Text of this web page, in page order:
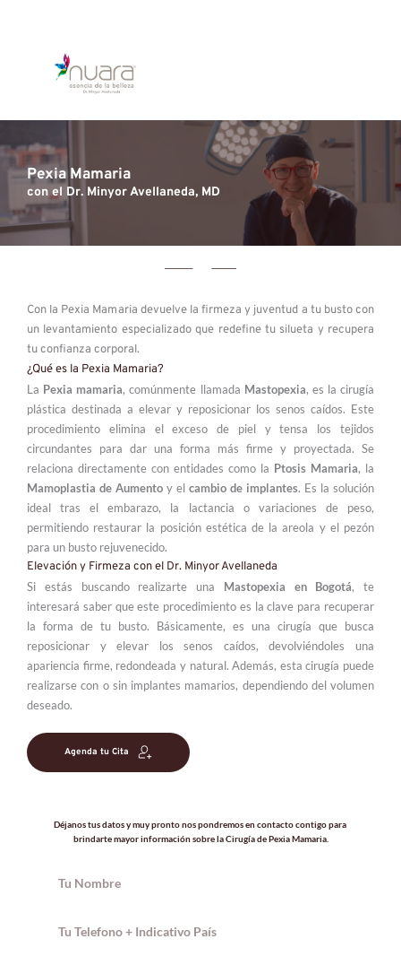
Pexia Mamaria
con el Dr. Minyor Avellaneda, MD
Con la Pexia Mamaria devuelve la firmeza y juventud a tu busto con
un levantamiento especializado que redefine tu silueta y recupera
tu confianza corporal.
¿Qué es la Pexia Mamaria?
La Pexia mamaria, comúnmente llamada Mastopexia, es la cirugía
plástica destinada a elevar y reposicionar los senos caídos. Este
procedimiento elimina el exceso de piel y tensa los tejidos
circundantes para dar una forma más firme y proyectada. Se
relaciona directamente con entidades como la Ptosis Mamaria
Mamoplastia de Aumento y el cambio de implantes. Es la solución
ideal tras el embarazo, la lactancia o variaciones de peso,
permitiendo restaurar la posición estética de la areola y el pezón
para un busto rejuvenecido.
Elevación y Firmeza con el Dr. Minyor Avellaneda
Si estás buscando realizarte una Mastopexia en Bogotá, te
interesará saber que este procedimiento es la clave para recuperar
la forma de tu busto. Básicamente, es una cirugía que busca
reposicionar y elevar los senos caídos, devolviéndoles una
apariencia firme, redondeada y natural. Además, esta cirugía puede
realizarse con o sin implantes mamarios, dependiendo del volumen
deseado.
Agenda tu Cita
Déjanos tus datos y muy pronto nos pondremos en contacto contigo para
brindarte mayor información sobre la Cirugía de Pexia Mamaria.